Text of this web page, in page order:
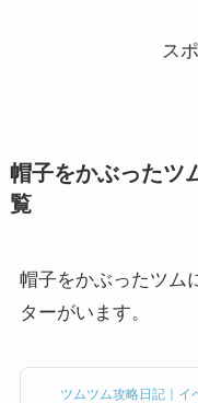
ス
帽子をかぶったツ
覧
帽子をかぶったツム
ターがいます。
ツムツム攻略日記｜イ